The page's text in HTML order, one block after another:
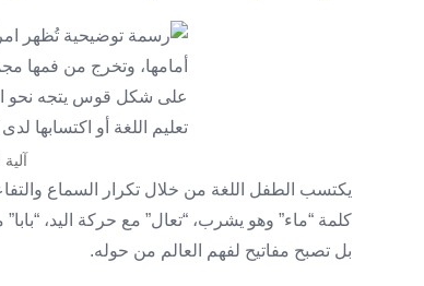
يكتسب الطفل اللغة من خلال تكرار السماع
كلمة “ماء” وهو يشرب، “تعال” مع حركة اليد، “بابا”
بل تصبح مفاتيح لفهم العالم من حوله.